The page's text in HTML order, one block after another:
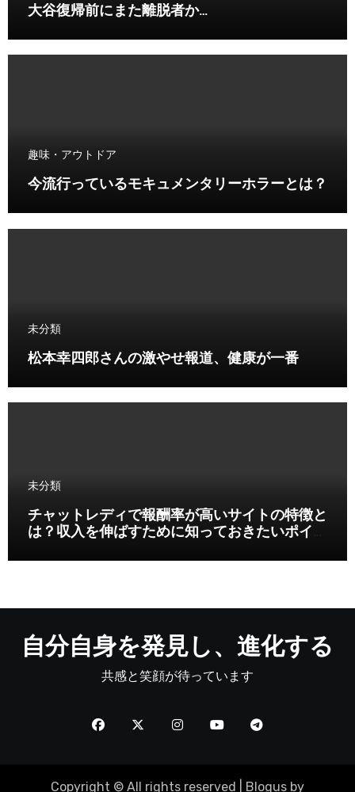
大谷復帰前にまた離脱者か…
趣味・アウトドア
今流行っているモキュメンタリーホラーとは？
未分類
松本幸四郎さんの激やせ報道、健康が一番
未分類
チャットレディで報酬率が高いサイトの特徴と
は？収入を伸ばすために知っておきたいポイン
自分自身を発見し、進化する
共感と笑顔が待っています
Copyright © All rights reserved Blogus by